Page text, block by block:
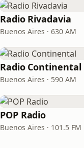
Radio Rivadavia
Buenos Aires · 630 AM
Radio Continental
Buenos Aires · 590 AM
POP Radio
Buenos Aires · 101.5 FM